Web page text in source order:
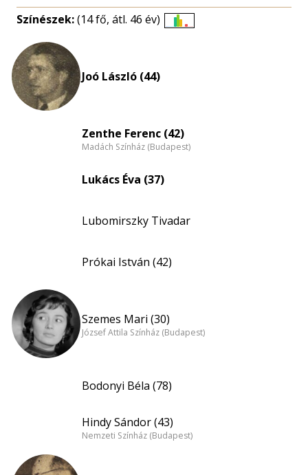
Színészek:(14 fő, átl. 46 év)
Joó László (44)
Zenthe Ferenc (42)
Madách Színház (Budapest)
Lukács Éva (37)
Lubomirszky Tivadar
Prókai István (42)
Szemes Mari (30)
József Attila Színház (Budapest)
Bodonyi Béla (78)
Hindy Sándor (43)
Nemzeti Színház (Budapest)